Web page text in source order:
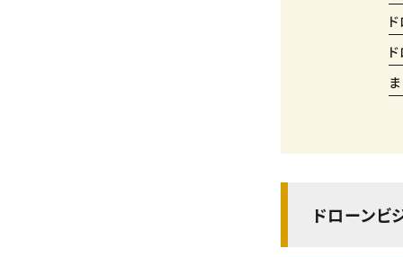
ドローンビ